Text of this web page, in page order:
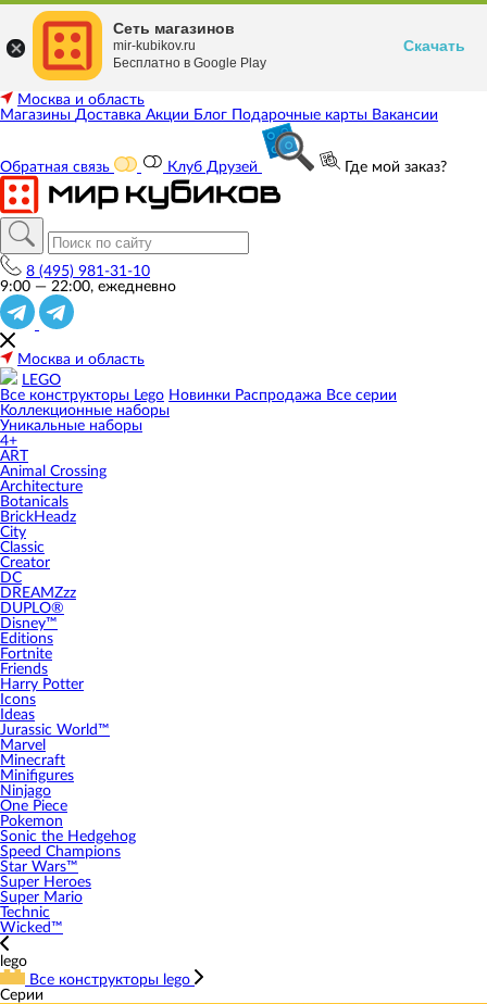
Москва и область
Магазины Доставка Акции Блог Подарочные карты Вакансии
Обратная связь Клуб Друзей Где мой заказ?
8 (495) 981-31-10
9:00 — 22:00, ежедневно
Москва и область
LEGO
Все конструкторы Lego Новинки Распродажа Все серии
Коллекционные наборы
Уникальные наборы
4+
ART
Animal Crossing
Architecture
Botanicals
BrickHeadz
City
Classic
Creator
DC
DREAMZzz
DUPLO®
Disney™
Editions
Fortnite
Friends
Harry Potter
Icons
Ideas
Jurassic World™
Marvel
Minecraft
Minifigures
Ninjago
One Piece
Pokemon
Sonic the Hedgehog
Speed Champions
Star Wars™
Super Heroes
Super Mario
Technic
Wicked™
lego
Все конструкторы lego
Серии
Сеть магазинов
mir-kubikov.ru
Бесплатно в Google Play
Скачать